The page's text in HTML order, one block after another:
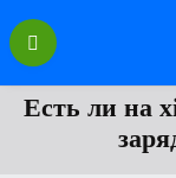
Перейти
содержанию
Есть ли на